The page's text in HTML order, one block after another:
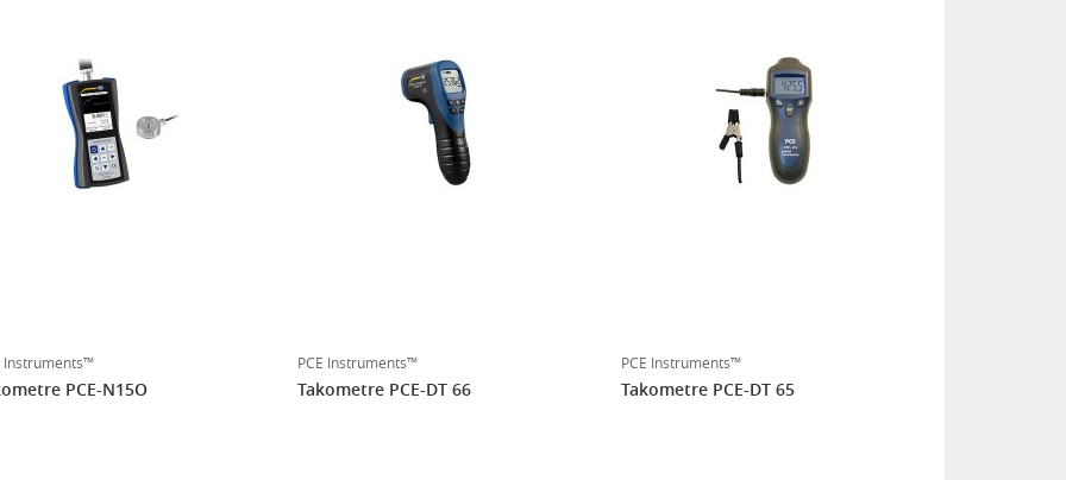
Instruments™
PCE-N15O
PCE Instruments™
Takometre PCE-DT 66
PCE Instruments™
Takometre PCE-DT 65